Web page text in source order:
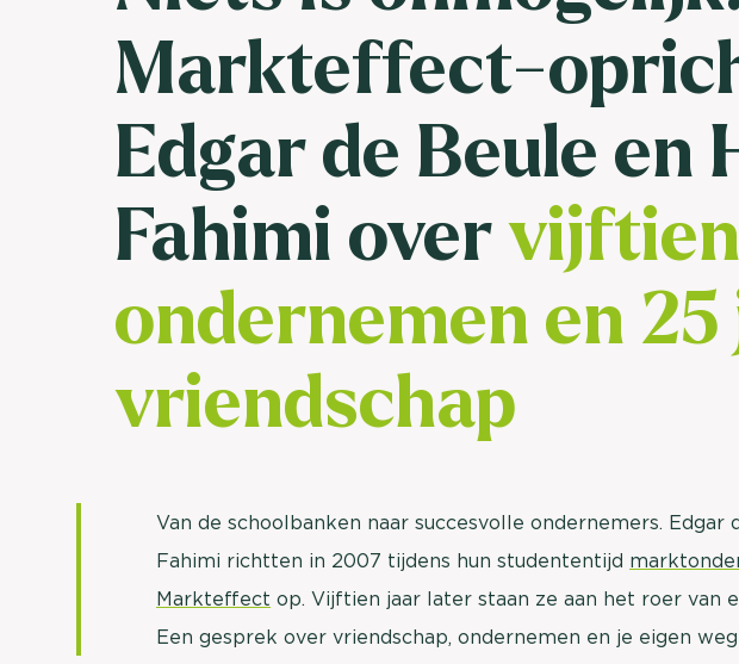
Markteffect-
Edgar de Beule en
Fahimi over
ondernemen en
vriendschap
Van de schoolbanken naar succesvolle ondernemers. Edgar
Fahimi richtten in 2007 tijdens hun studententijd
Markteffect op. Vijftien jaar later staan ze aan het roer van
Een gesprek over vriendschap, ondernemen en je eigen